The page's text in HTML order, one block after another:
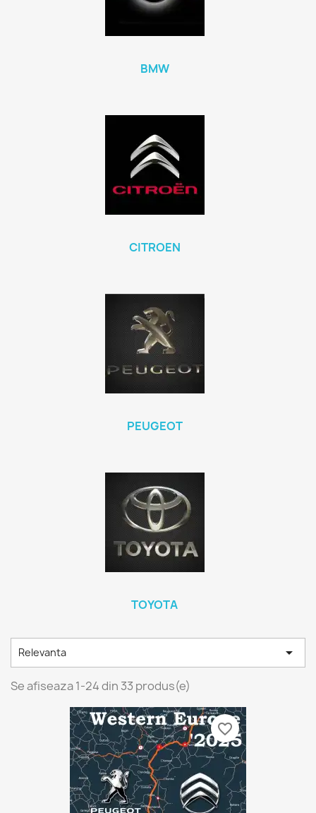
BMW
CITROEN
PEUGEOT
TOYOTA
Relevanta 
Se afiseaza 1-24 din 33 produs(e)
favorite_border